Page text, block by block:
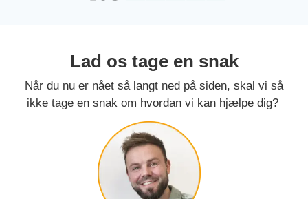
Lad os tage en snak
Når du nu er nået så langt ned på siden, skal vi så
ikke tage en snak om hvordan vi kan hjælpe dig?